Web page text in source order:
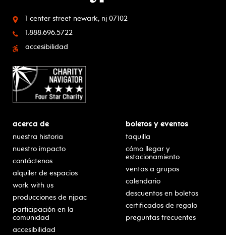
1 center street newark, nj 07102
1.888.696.5722
accesibilidad
acerca de
nuestra historia
nuestro impacto
contáctenos
alquiler de espacios
work with us
producciones de njpac
participación en la
comunidad
accesibilidad
boletos y eventos
taquilla
cómo llegar y
estacionamiento
ventas a grupos
calendario
descuentos en boletos
certificados de regalo
preguntas frecuentes